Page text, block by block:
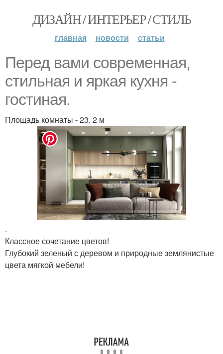
ДИЗАЙН / ИНТЕРЬЕР / СТИЛЬ
главная новости статьи
Перед вами современная,
стильная и яркая кухня -
гостиная.
Площадь комнаты - 23. 2 м
.
Классное сочетание цветов!
Глубокий зеленый с деревом и природные землянистые
цвета мягкой мебели!